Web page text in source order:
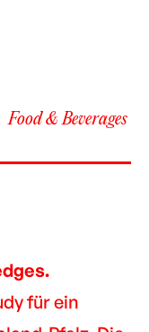
Food & Beverages
für ein